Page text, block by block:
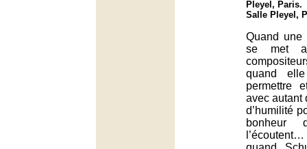
Pleyel, Paris.
Salle Pleyel,
Quand une
se met
quand
permettre
avec autant
d’humilité
bonheur